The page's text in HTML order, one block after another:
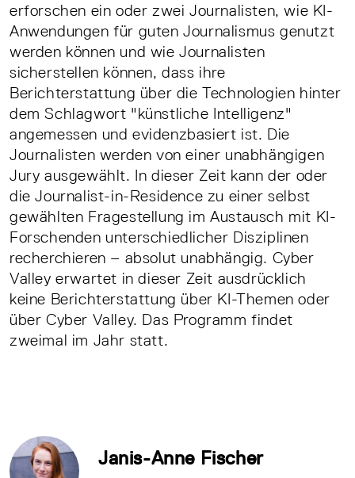
erforschen ein oder zwei Journalisten, wie KI-
Anwendungen für guten Journalismus genutzt
werden können und wie Journalisten
sicherstellen können, dass ihre
Berichterstattung über die Technologien hinter
dem Schlagwort "künstliche Intelligenz"
angemessen und evidenzbasiert ist. Die
Journalisten werden von einer unabhängigen
Jury ausgewählt. In dieser Zeit kann der oder
die Journalist-in-Residence zu einer selbst
gewählten Fragestellung im Austausch mit KI-
Forschenden unterschiedlicher Disziplinen
recherchieren – absolut unabhängig. Cyber
Valley erwartet in dieser Zeit ausdrücklich
keine Berichterstattung über KI-Themen oder
über Cyber Valley. Das Programm findet
zweimal im Jahr statt.
Janis-Anne Fischer